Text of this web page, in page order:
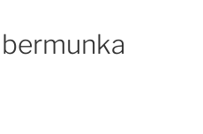
bermunka